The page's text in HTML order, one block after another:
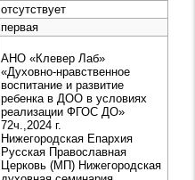
отсутствует
первая
АНО «Клевер Лаб»
«Духовно-нравственное
воспитание и развитие
ребенка в ДОО в условиях
реализации ФГОС ДО»
72ч.,2024 г.
Нижегородская Епархия
Русская Православная
Церковь (МП) Нижегородская